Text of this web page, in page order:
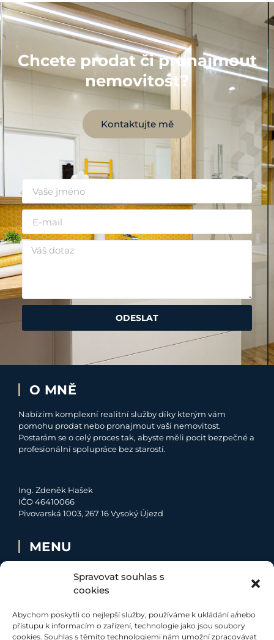
Spravovat souhlas s
cookies
Abychom poskytli co nejlepší služby, používáme k ukládání a/nebo
přístupu k informacím o zařízení, technologie jako jsou soubory
cookies. Souhlas s těmito technologiemi nám umožní zpracovávat
Chcete prodat či pronajmout
nemovitost?
Kontaktujte mě
ODESLAT
O MNĚ
Nabízím komplexní realitní služby díky kterým vám
pomohu prodat nebo pronajmout vaši nemovitost.
Postarám se o celý proces tak, abyste měli pocit bezpečné a
profesionální spolupráce bez starostí.
Ing. Zdeněk Hašek
IČO 46410066
Pivovarská 1003, 267 16 Vysoký Újezd
MENU
KONTAKT